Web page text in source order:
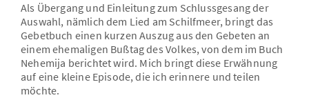
Als Übergang und Einleitung zum Schlussgesang der
Auswahl, nämlich dem Lied am Schilfmeer, bringt das
Gebetbuch einen kurzen Auszug aus den Gebeten an
einem ehemaligen Bußtag des Volkes, von dem im Buch
Nehemija berichtet wird. Mich bringt diese Erwähnung
auf eine kleine Episode, die ich erinnere und teilen
möchte.